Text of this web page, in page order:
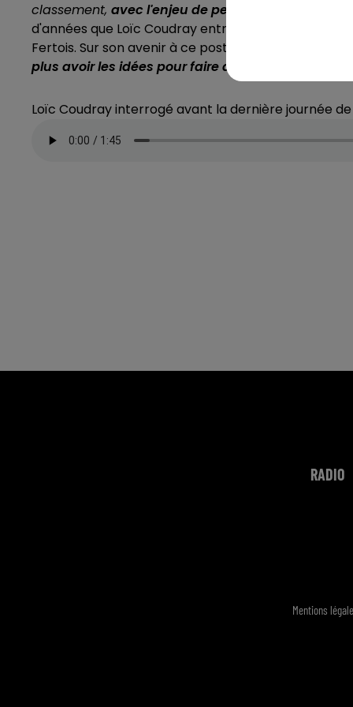
classement, avec l'enjeu de performer autant
d'années que Loïc Coudray entraîne les joueurs de
Fertois. Sur son avenir à ce poste, il se laisse le
plus avoir les idées pour faire avancer les équipes
Loïc Coudray interrogé avant la dernière journée
RADIO
Mentions